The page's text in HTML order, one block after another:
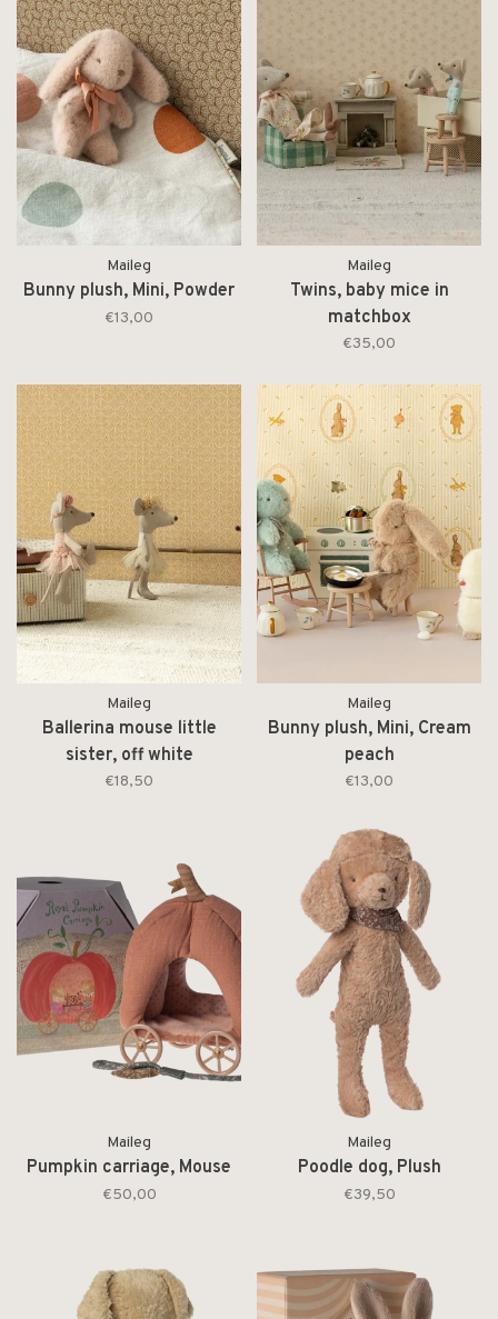
Maileg
Bunny plush, Mini, Powder
€13,00
Maileg
Twins, baby mice in
matchbox
€35,00
Maileg
Ballerina mouse little
sister, off white
€18,50
Maileg
Bunny plush, Mini, Cream
peach
€13,00
Maileg
Pumpkin carriage, Mouse
€50,00
Maileg
Poodle dog, Plush
€39,50